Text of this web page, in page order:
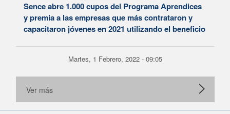
Sence abre 1.000 cupos del Programa Aprendices
y premia a las empresas que más contrataron y
capacitaron jóvenes en 2021 utilizando el beneficio
Martes, 1 Febrero, 2022 - 09:05
Ver más